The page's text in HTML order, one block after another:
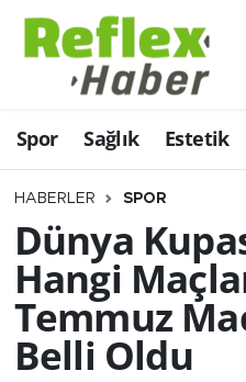
Spor Sağlık Estetik
HABERLER SPOR
Dünya
Hangi
Temmuz
Belli Oldu
Eğitim
Estetik
Firmalardan
Güncel
İş ve Ekonomi
Moda-Magazin-
Nöbetçi Eczaneler
Hava Durumu
Namaz Vakitleri
Trafik Durumu
Şampiyonlar Ligi
Tüm Manşetler